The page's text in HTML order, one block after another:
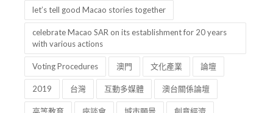
let’s tell good Macao stories together
celebrate Macao SAR on its establishment for 20 years
with various actions
Voting Procedures 澳門 文化產業 論壇
2019 台灣 互動多媒體 澳台關係論壇